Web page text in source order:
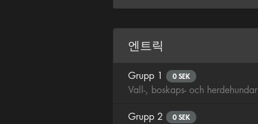
엔트릭
Grupp 1 0 SEK
Vall-, boskaps- och herdehundar
Grupp 2 0 SEK